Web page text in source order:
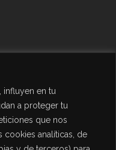
influyen en tu
a proteger tu
que nos
cookies analíticas, de